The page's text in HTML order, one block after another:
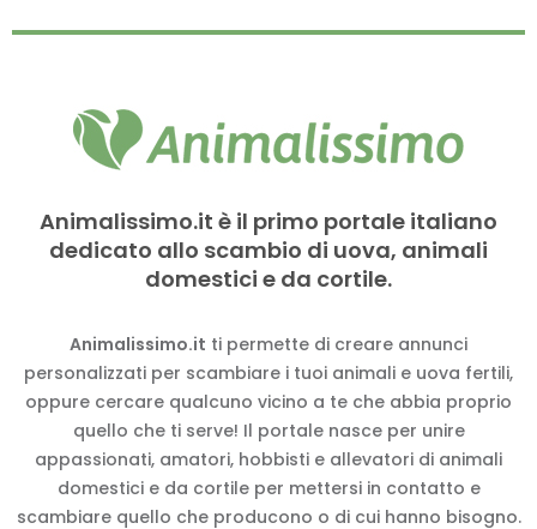
Animalissimo.it è il primo portale italiano
dedicato allo scambio di uova, animali
domestici e da cortile.
Animalissimo.it ti permette di creare annunci
personalizzati per scambiare i tuoi animali e uova fertili,
oppure cercare qualcuno vicino a te che abbia proprio
quello che ti serve! Il portale nasce per unire
appassionati, amatori, hobbisti e allevatori di animali
domestici e da cortile per mettersi in contatto e
scambiare quello che producono o di cui hanno bisogno.